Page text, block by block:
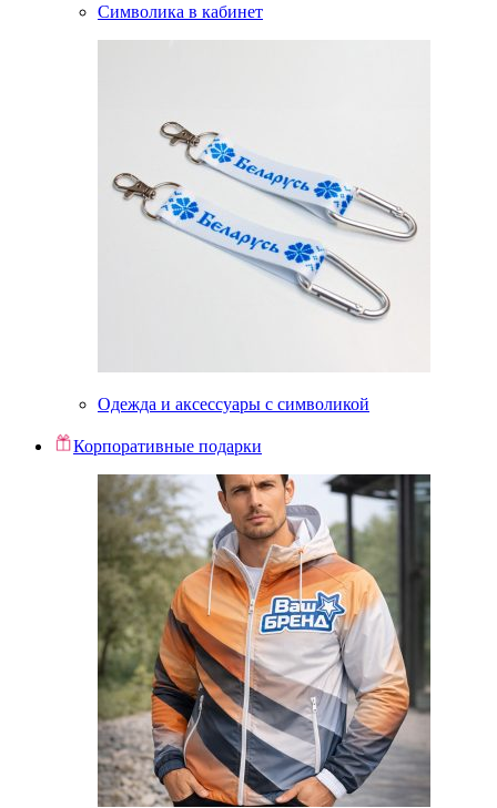
Символика в кабинет
Одежда и аксессуары с символикой
Корпоративные подарки